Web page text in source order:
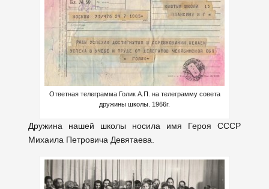
Ответная телеграмма Голик А.П. на телеграмму совета
дружины школы. 1966г.
Дружина нашей школы носила имя Героя СССР
Михаила Петровича Девятаева.